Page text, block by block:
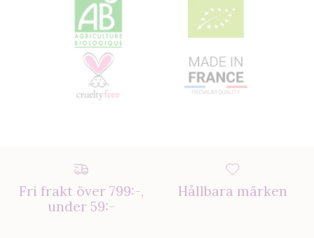
Fri frakt över 799:-,
under 59:-
Hållbara märken